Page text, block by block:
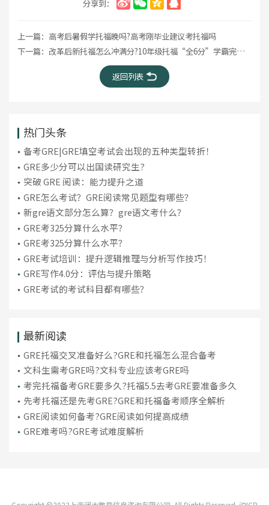
分享到：
上一篇： 高考后暑假学托福晚吗?高考刚毕业建议考托福吗
下一篇： 改革后新托福怎么冲满分?10年级托福“全6分”学霸完整复盘!
返回列表
热门头条
备考GRE|GRE填空考试会出现的五种类型转折！
GRE多少分可以出国读研究生?
突破 GRE 阅读：能力提升之道
GRE怎么考试？GRE阅读常见题型有哪些？
新gre语文部分怎么算？gre语文考什么？
GRE考325分算什么水平？
GRE考325分算什么水平？
GRE考试培训：提升逻辑推理与分析写作技巧！
GRE写作4.0分：评估与提升策略
GRE考试的考试科目都有哪些？
最新阅读
GRE托福交叉准备好么?GRE和托福怎么混合备考
文科生需考GRE吗?文科专业应该考GRE吗
考完托福备考GRE要多久?托福5.5去考GRE要准备多久
先考托福还是先考GRE?GRE和托福备考顺序全解析
GRE阅读如何备考?GRE阅读如何提高成绩
GRE难考吗?GRE考试难度解析